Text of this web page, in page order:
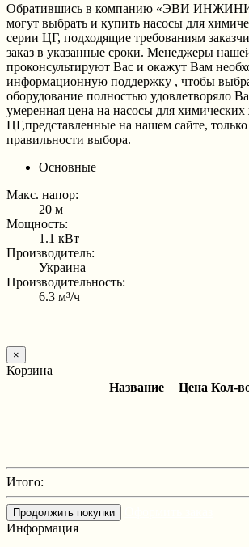
Обратившись в компанию «ЭВИ
могут выбрать и купить насосы для
серии ЦГ, подходящие требованиям
заказ в указанные сроки. Менеджеры
проконсультируют Вас и окажут Вам
информационную поддержку , чтобы
оборудование полностью удовлетворяло
умеренная цена на насосы для химических
ЦГ,представленные на нашем сайте,
правильности выбора.
Основные
Макс. напор:
20 м
Мощность:
1.1 кВт
Производитель:
Украина
Производительность:
6.3 м³/ч
×
Корзина
Название
Цена Кол-
Итого:
Продолжить покупки
Информация